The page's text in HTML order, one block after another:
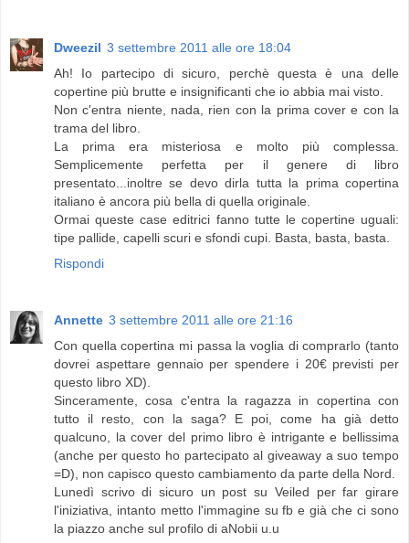
Dweezil 3 settembre 2011 alle ore 18:04
Ah! Io partecipo di sicuro, perchè questa è una delle
copertine più brutte e insignificanti che io abbia mai visto.
Non c'entra niente, nada, rien con la prima cover e con la
trama del libro.
La prima era misteriosa e molto più complessa.
Semplicemente perfetta per il genere di libro
presentato...inoltre se devo dirla tutta la prima copertina
italiano è ancora più bella di quella originale.
Ormai queste case editrici fanno tutte le copertine uguali:
tipe pallide, capelli scuri e sfondi cupi. Basta, basta, basta.
Rispondi
Annette 3 settembre 2011 alle ore 21:16
Con quella copertina mi passa la voglia di comprarlo (tanto
dovrei aspettare gennaio per spendere i 20€ previsti per
questo libro XD).
Sinceramente, cosa c'entra la ragazza in copertina con
tutto il resto, con la saga? E poi, come ha già detto
qualcuno, la cover del primo libro è intrigante e bellissima
(anche per questo ho partecipato al giveaway a suo tempo
=D), non capisco questo cambiamento da parte della Nord.
Lunedì scrivo di sicuro un post su Veiled per far girare
l'iniziativa, intanto metto l'immagine su fb e già che ci sono
la piazzo anche sul profilo di aNobii u.u